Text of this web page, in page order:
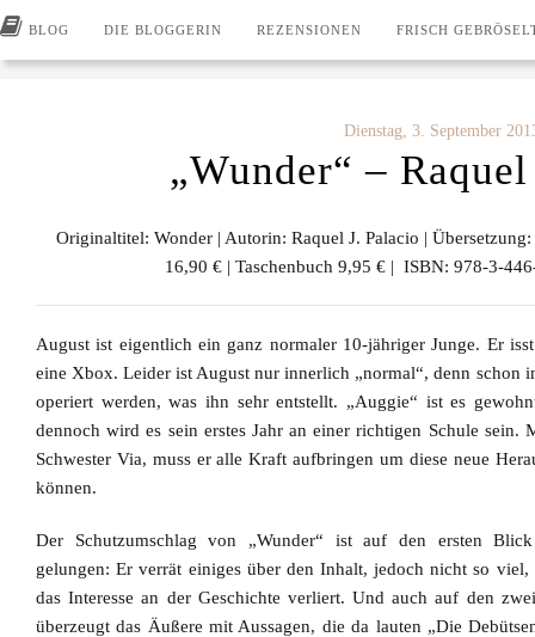
BLOG DIE BLOGGERIN REZENSIONEN FRISCH
Dienstag, 3. September
„Wunder“ –
Originaltitel: Wonder| Autorin: Raquel J. Palacio | Übersetzung:
16,90 € | Taschenbuch 9,95 € | ISBN: 978-3-
August ist eigentlich ein ganz normaler 10-jähriger Junge. Er
eine Xbox. Leider ist August nur innerlich „normal“, denn schon
operiert werden, was ihn sehr entstellt. „Auggie“ ist es
dennoch wird es sein erstes Jahr an einer richtigen Schule sein.
Schwester Via, muss er alle Kraft aufbringen um diese neue
können.
Der Schutzumschlag von „Wunder“ ist auf den ersten
gelungen: Er verrät einiges über den Inhalt, jedoch nicht so viel,
das Interesse an der Geschichte verliert. Und auch auf den
überzeugt das Äußere mit Aussagen, die da lauten „Die